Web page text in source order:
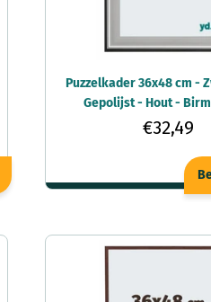
Puzzelkader 36x48 cm -
Gepolijst - Hout -
€32,49